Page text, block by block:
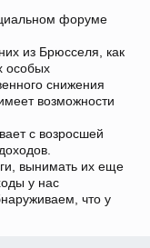
форуме
из Брюсселя, как
особых
снижения
возможности
с возросшей
вынимать их еще
у нас
что у